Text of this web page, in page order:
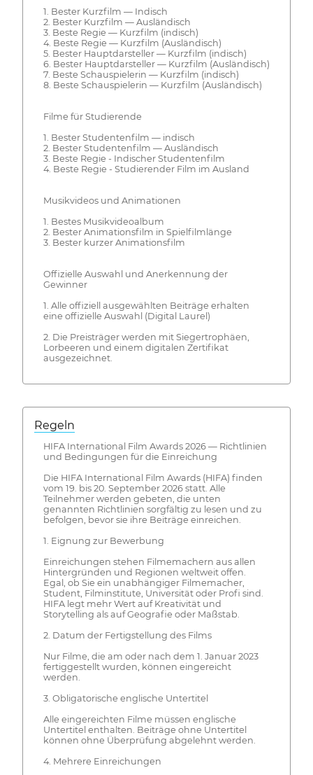
1. Bester Kurzfilm — Indisch
2. Bester Kurzfilm — Ausländisch
3. Beste Regie — Kurzfilm (indisch)
4. Beste Regie — Kurzfilm (Ausländisch)
5. Bester Hauptdarsteller — Kurzfilm (indisch)
6. Bester Hauptdarsteller — Kurzfilm (Ausländisch)
7. Beste Schauspielerin — Kurzfilm (indisch)
8. Beste Schauspielerin — Kurzfilm (Ausländisch)
Filme für Studierende
1. Bester Studentenfilm — indisch
2. Bester Studentenfilm — Ausländisch
3. Beste Regie - Indischer Studentenfilm
4. Beste Regie - Studierender Film im Ausland
Musikvideos und Animationen
1. Bestes Musikvideoalbum
2. Bester Animationsfilm in Spielfilmlänge
3. Bester kurzer Animationsfilm
Offizielle Auswahl und Anerkennung der
Gewinner
1. Alle offiziell ausgewählten Beiträge erhalten
eine offizielle Auswahl (Digital Laurel)
2. Die Preisträger werden mit Siegertrophäen,
Lorbeeren und einem digitalen Zertifikat
ausgezeichnet.
Regeln
HIFA International Film Awards 2026 — Richtlinien
und Bedingungen für die Einreichung
Die HIFA International Film Awards (HIFA) finden
vom 19. bis 20. September 2026 statt. Alle
Teilnehmer werden gebeten, die unten
genannten Richtlinien sorgfältig zu lesen und zu
befolgen, bevor sie ihre Beiträge einreichen.
1. Eignung zur Bewerbung
Einreichungen stehen Filmemachern aus allen
Hintergründen und Regionen weltweit offen.
Egal, ob Sie ein unabhängiger Filmemacher,
Student, Filminstitute, Universität oder Profi sind.
HIFA legt mehr Wert auf Kreativität und
Storytelling als auf Geografie oder Maßstab.
2. Datum der Fertigstellung des Films
Nur Filme, die am oder nach dem 1. Januar 2023
fertiggestellt wurden, können eingereicht
werden.
3. Obligatorische englische Untertitel
Alle eingereichten Filme müssen englische
Untertitel enthalten. Beiträge ohne Untertitel
können ohne Überprüfung abgelehnt werden.
4. Mehrere Einreichungen